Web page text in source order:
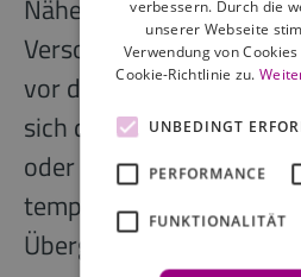
Nähe zum Westfield
Versorgung in allen
vor der Haustür
sich das Haus auch für
oder ohne Hockey,
temporäres Wohnen
Übergang.
verbessern. Durch die
unserer Webseite
Verwendung von
Cookie-Richtlinie zu.
UNBEDINGT
PERFORMANCE
FUNKTIONALITÄT